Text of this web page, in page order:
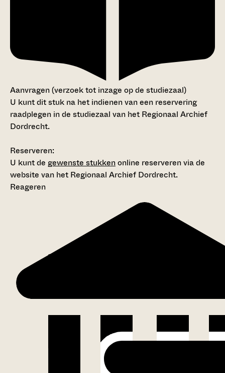
Aanvragen (verzoek tot inzage op de studiezaal)
U kunt dit stuk na het indienen van een reservering
raadplegen in de studiezaal van het Regionaal Archief
Dordrecht.
Reserveren:
U kunt de gewenste stukkenonline reserveren via de
website van het Regionaal Archief Dordrecht.
Reageren